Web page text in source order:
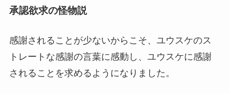
承認欲求の怪物説
感謝されることが少ないからこそ、ユウスケのス
トレートな感謝の言葉に感動し、ユウスケに感謝
されることを求めるようになりました。